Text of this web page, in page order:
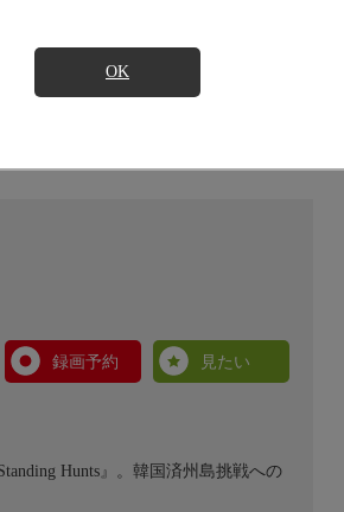
OK
録画予約
見たい
Hunts』。韓国済州島挑戦への